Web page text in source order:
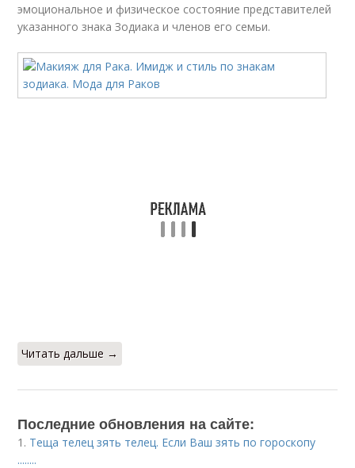
эмоциональное и физическое состояние представителей
указанного знака Зодиака и членов его семьи.
Читать дальше →
Последние обновления на сайте:
1. Теща телец зять телец. Если Ваш зять по гороскопу
........